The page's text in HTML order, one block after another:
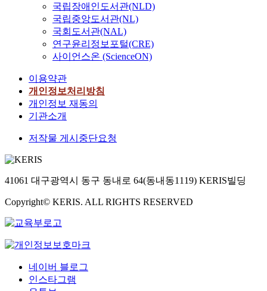
국립장애인도서관(NLD)
국립중앙도서관(NL)
국회도서관(NAL)
연구윤리정보포털(CRE)
사이언스온 (ScienceON)
이용약관
개인정보처리방침
개인정보 재동의
기관소개
저작물 게시중단요청
41061 대구광역시 동구 동내로 64(동내동1119) KERIS빌딩
Copyright© KERIS. ALL RIGHTS RESERVED
네이버 블로그
인스타그램